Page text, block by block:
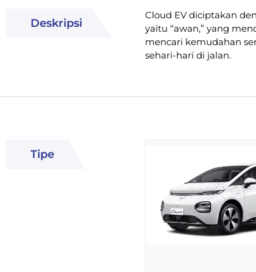
Deskripsi
Cloud EV diciptakan
yaitu “awan,” yang
mencari kemudahan
sehari-hari di jalan.
Tipe